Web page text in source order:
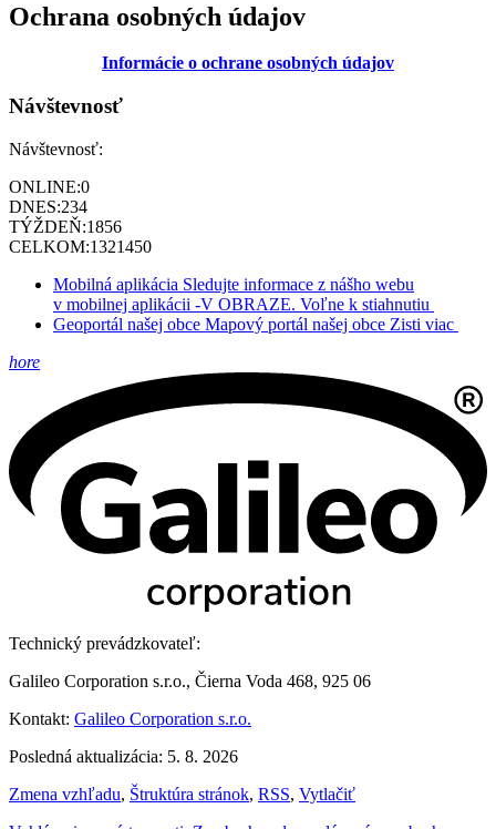
Ochrana osobných údajov
Informácie o ochrane osobných údajov
Návštevnosť
Návštevnosť:
ONLINE:0
DNES:234
TÝŽDEŇ:1856
CELKOM:1321450
Mobilná aplikácia Sledujte informace z nášho webu
v mobilnej aplikácii -V OBRAZE. Voľne k stiahnutiu
Geoportál našej obce Mapový portál našej obce Zisti viac
hore
Technický prevádzkovateľ:
Galileo Corporation s.r.o., Čierna Voda 468, 925 06
Kontakt: Galileo Corporation s.r.o.
Posledná aktualizácia: 5. 8. 2026
Zmena vzhľadu, Štruktúra stránok, RSS, Vytlačiť